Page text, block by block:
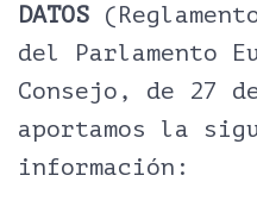
DATOS
del Parlamento
Consejo, de 27
aportamos la
información: